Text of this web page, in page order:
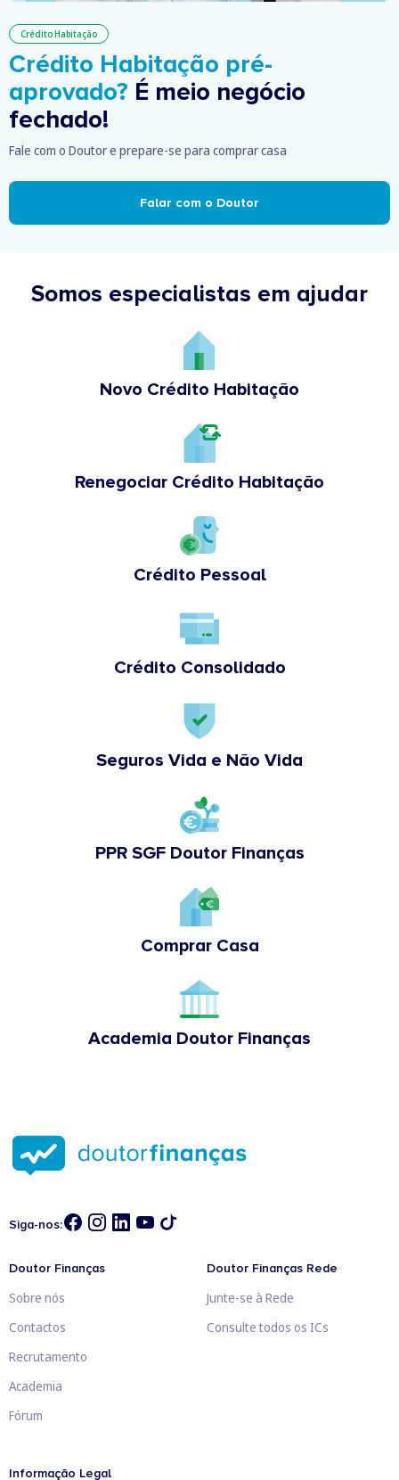
Crédito Habitação
Crédito Habitação pré-
aprovado? É meio negócio
fechado!
Fale com o Doutor e prepare-se para comprar casa
Falar com o Doutor
Somos especialistas em ajudar
Novo Crédito Habitação
Renegociar Crédito Habitação
Crédito Pessoal
Crédito Consolidado
Seguros Vida e Não Vida
PPR SGF Doutor Finanças
Comprar Casa
Academia Doutor Finanças
Siga-nos:
Doutor Finanças
Sobre nós
Contactos
Recrutamento
Academia
Fórum
Doutor Finanças Rede
Junte-se à Rede
Consulte todos os ICs
Informação Legal